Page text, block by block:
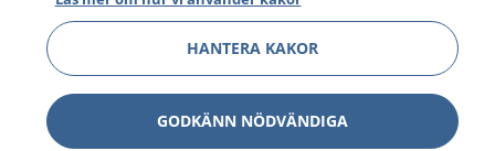
HANTERA KAKOR
GODKÄNN NÖDVÄNDIGA